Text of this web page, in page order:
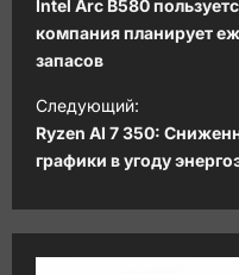
в
и
г
а
я
Intel Arc B580
компания планирует
запасов
Следующий:
Ryzen AI 7 350:
графики в угоду